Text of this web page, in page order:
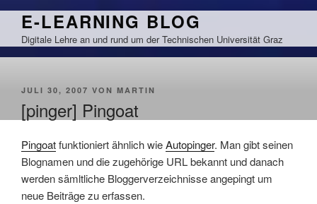
Zum
springen
E-LEARNING BLOG
Digitale Lehre an und rund um der Technischen Universität Graz
VERÖFFENTLICHT
JULI 30, 2007 VON MARTIN
[pinger] Pingoat
Pingoatfunktioniert ähnlich wieAutopinger. Man gibt seinen
Blognamen und die zugehörige URL bekannt und danach
werden sämltliche Bloggerverzeichnisse angepingt um
neue Beiträge zu erfassen.